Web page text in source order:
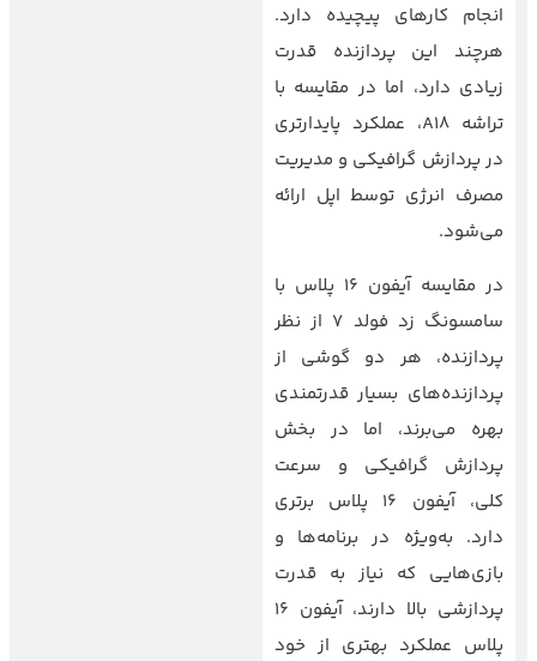
انجام کارهای پیچیده دارد.
هرچند این پردازنده قدرت
زیادی دارد، اما در مقایسه با
تراشه A18، عملکرد پایدارتری
در پردازش گرافیکی و مدیریت
مصرف انرژی توسط اپل ارائه
می‌شود.
در مقایسه آیفون 16 پلاس با
سامسونگ زد فولد 7 از نظر
پردازنده، هر دو گوشی از
پردازنده‌های بسیار قدرتمندی
بهره می‌برند، اما در بخش
پردازش گرافیکی و سرعت
کلی، آیفون 16 پلاس برتری
دارد. به‌ویژه در برنامه‌ها و
بازی‌هایی که نیاز به قدرت
پردازشی بالا دارند، آیفون 16
پلاس عملکرد بهتری از خود